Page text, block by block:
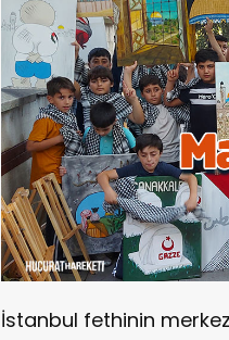
İstanbul fethinin